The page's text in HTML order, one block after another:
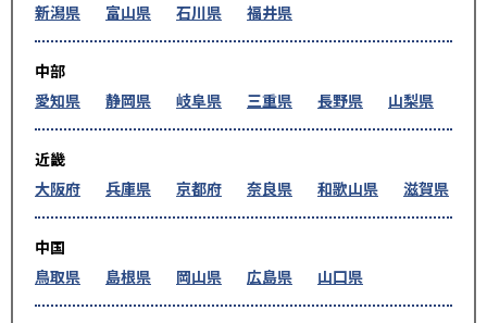
新潟県
富山県 石川県 福井県
中部
愛知県
静岡県 岐阜県 三重県 長野県 山梨県
近畿
大阪府
兵庫県 京都府 奈良県 和歌山県 滋賀県
中国
鳥取県
島根県 岡山県 広島県 山口県